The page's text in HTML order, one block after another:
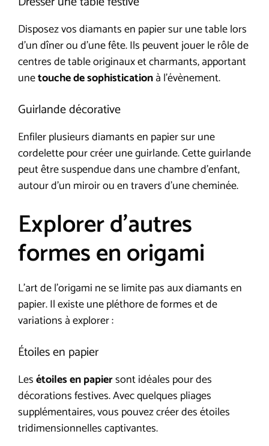
Disposez vos diamants en papier sur une table lors
d’un dîner ou d’une fête. Ils peuvent jouer le rôle de
centres de table originaux et charmants, apportant
unetouche de sophisticationà l’évènement.
Guirlande décorative
Enfiler plusieurs diamants en papier sur une
cordelette pour créer une guirlande. Cette guirlande
peut être suspendue dans une chambre d’enfant,
autour d’un miroir ou en travers d’une cheminée.
Explorer d’autres
formes en origami
L’art de l’origami ne se limite pas aux diamants en
papier. Il existe une pléthore de formes et de
variations à explorer :
Étoiles en papier
Lesétoiles en papiersont idéales pour des
décorations festives. Avec quelques pliages
supplémentaires, vous pouvez créer des étoiles
tridimensionnelles captivantes.